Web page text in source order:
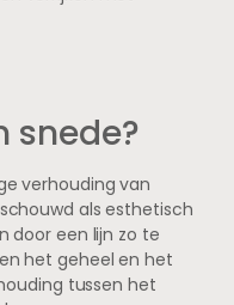
snede?
verhouding van
als esthetisch
door een lijn zo te
het geheel en het
tussen het